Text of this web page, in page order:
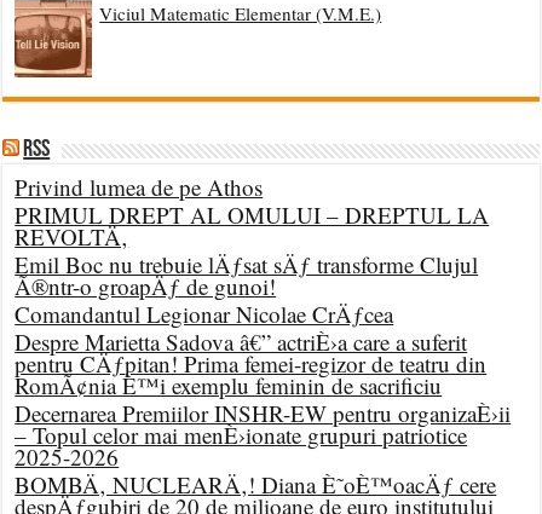
Viciul Matematic Elementar (V.M.E.)
RSS
Privind lumea de pe Athos
PRIMUL DREPT AL OMULUI – DREPTUL LA
REVOLTÄ‚
Emil Boc nu trebuie lÄƒsat sÄƒ transforme Clujul
Ã®ntr-o groapÄƒ de gunoi!
Comandantul Legionar Nicolae CrÄƒcea
Despre Marietta Sadova â€” actriÈ›a care a suferit
pentru CÄƒpitan! Prima femei-regizor de teatru din
RomÃ¢nia È™i exemplu feminin de sacrificiu
Decernarea Premiilor INSHR-EW pentru organizaÈ›ii
– Topul celor mai menÈ›ionate grupuri patriotice
2025-2026
BOMBÄ‚ NUCLEARÄ‚! Diana È˜oÈ™oacÄƒ cere
despÄƒgubiri de 20 de milioane de euro institutului